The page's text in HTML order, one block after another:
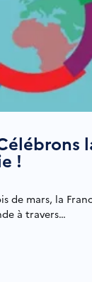
!
de mars, la
à travers…